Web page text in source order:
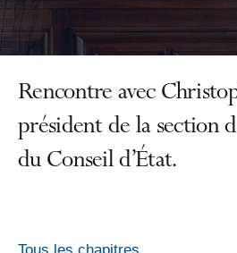
Rencontre avec
président de la section
du Conseil d’État.